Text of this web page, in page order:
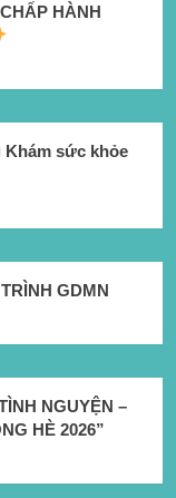
HÀNH
sức khỏe
GDMN
NGUYỆN –
HÈ 2026”